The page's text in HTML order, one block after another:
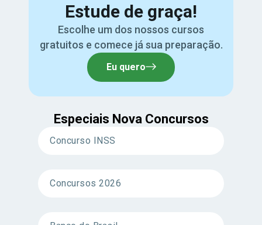
Estude de graça!
Escolhe um dos nossos cursos
gratuitos e comece já sua preparação.
Eu quero
Especiais Nova Concursos
Concurso INSS
Concursos 2026